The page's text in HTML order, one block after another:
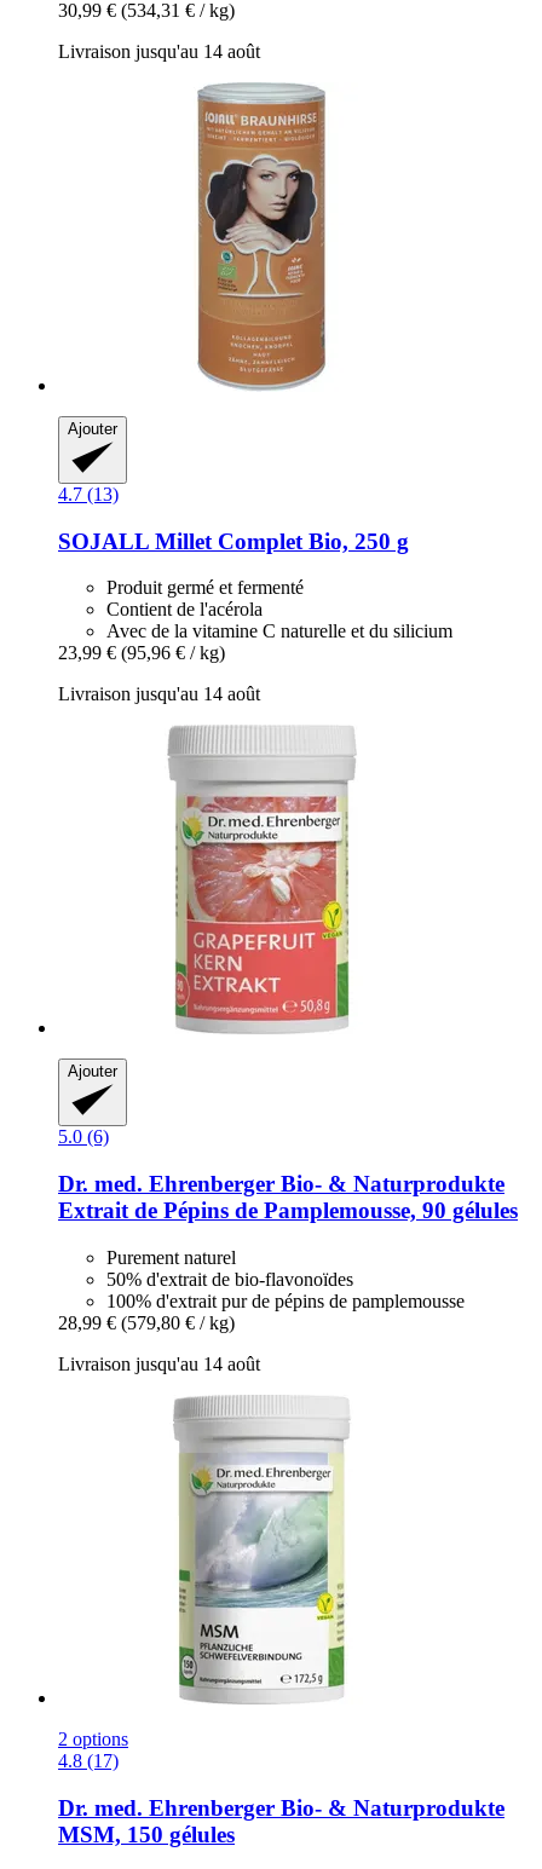
30,99 € (534,31 € / kg)
Livraison jusqu'au 14 août
Ajouter
4.7 (13)
SOJALL Millet Complet Bio, 250 g
Produit germé et fermenté
Contient de l'acérola
Avec de la vitamine C naturelle et du silicium
23,99 € (95,96 € / kg)
Livraison jusqu'au 14 août
Ajouter
5.0 (6)
Dr. med. Ehrenberger Bio- & Naturprodukte
Extrait de Pépins de Pamplemousse, 90 gélules
Purement naturel
50% d'extrait de bio-flavonoïdes
100% d'extrait pur de pépins de pamplemousse
28,99 € (579,80 € / kg)
Livraison jusqu'au 14 août
2 options
4.8 (17)
Dr. med. Ehrenberger Bio- & Naturprodukte
MSM, 150 gélules